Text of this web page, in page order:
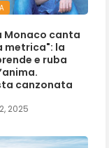
Monaco canta
metrica": la
e ruba
canzonata
2025